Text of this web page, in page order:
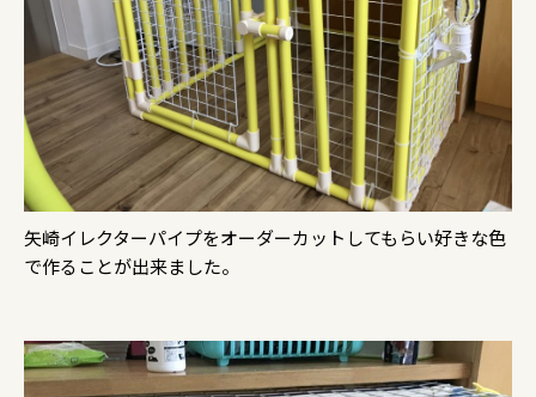
矢崎イレクターパイプをオーダーカットしてもらい好きな色
で作ることが出来ました。